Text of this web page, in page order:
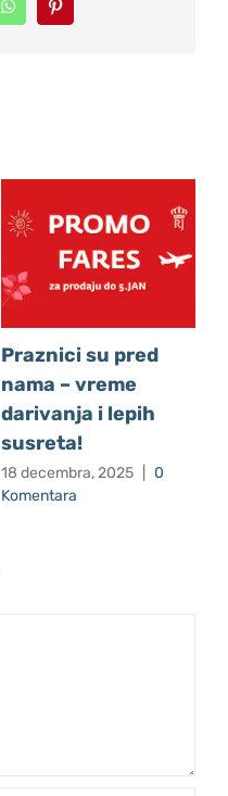
WhatsAppPinterest
Praznici su pred
nama – vreme
darivanja i lepih
susreta!
18 decembra, 2025
0
Komentara